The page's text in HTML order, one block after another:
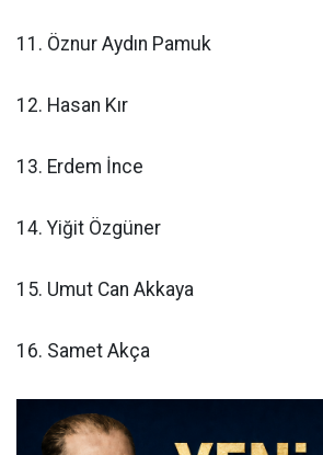
11. Öznur Aydın Pamuk
12. Hasan Kır
13. Erdem İnce
14. Yiğit Özgüner
15. Umut Can Akkaya
16. Samet Akça